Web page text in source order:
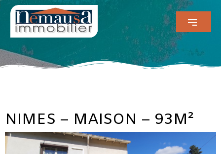
NIMES – MAISON – 93M²